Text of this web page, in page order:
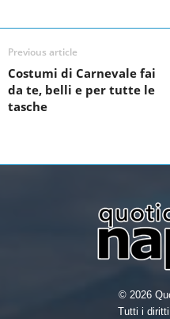
e
b
o
o
t
t
e
r
k
e
d
r
Previous article
Costumi di Carnevale fai
da te, belli e per tutte le
tasche
© 2026
Tutti i